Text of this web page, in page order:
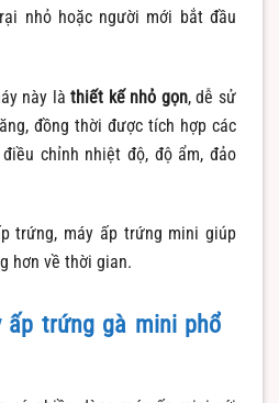
nhỏ hoặc người mới bắt đầu
này làthiết kế nhỏ gọn, dễ sử
đồng thời được tích hợp các
chỉnh nhiệt độ, độ ẩm, đảo
trứng, máy ấp trứng mini giúp
hơn về thời gian.
ấp trứng gà mini phổ